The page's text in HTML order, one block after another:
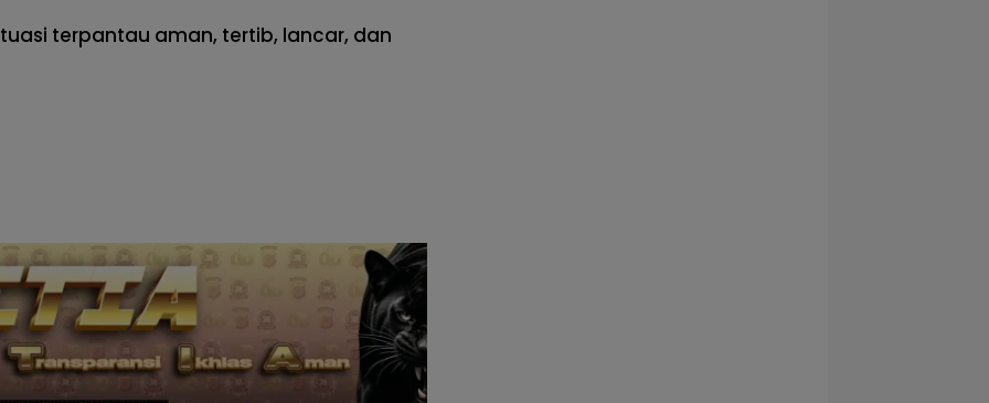
terpantau aman, tertib, lancar, dan